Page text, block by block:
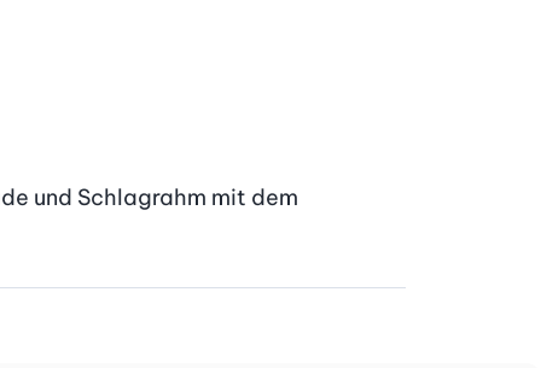
und Schlagrahm mit dem